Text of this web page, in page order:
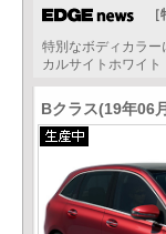
特別なボディカラ
カルサイトホワイ
Bクラス(19年06